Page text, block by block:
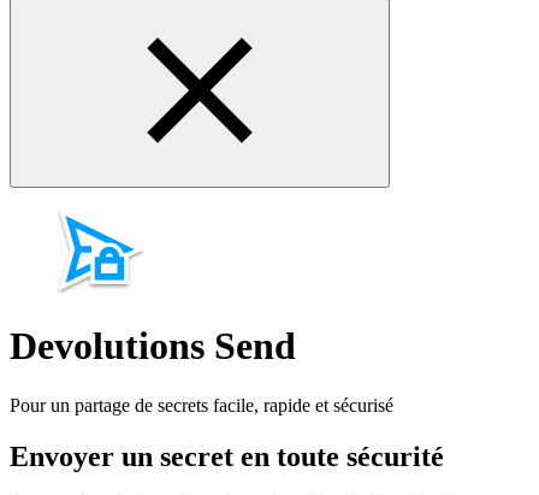
Devolutions Send
Pour un partage de secrets facile, rapide et sécurisé
Envoyer un secret en toute sécurité